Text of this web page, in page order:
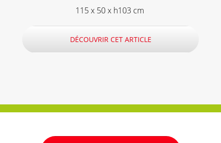
115 x 50 x h103 cm
DÉCOUVRIR CET ARTICLE